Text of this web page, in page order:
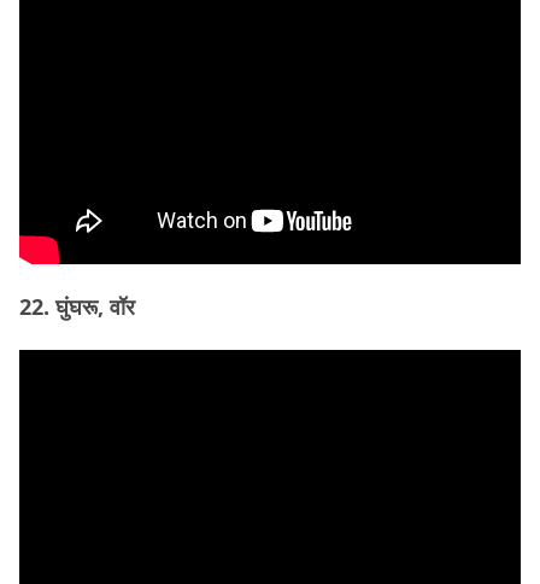
22. घुंघरू, वॉर